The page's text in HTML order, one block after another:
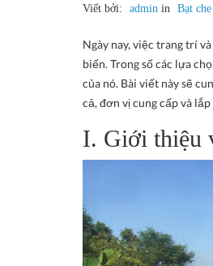
Viết bởi: admin in Bạt
Ngày nay, việc trang trí
biến. Trong số các lựa
của nó. Bài viết này sẽ
cả, đơn vị cung cấp và
I. Giới thiệu